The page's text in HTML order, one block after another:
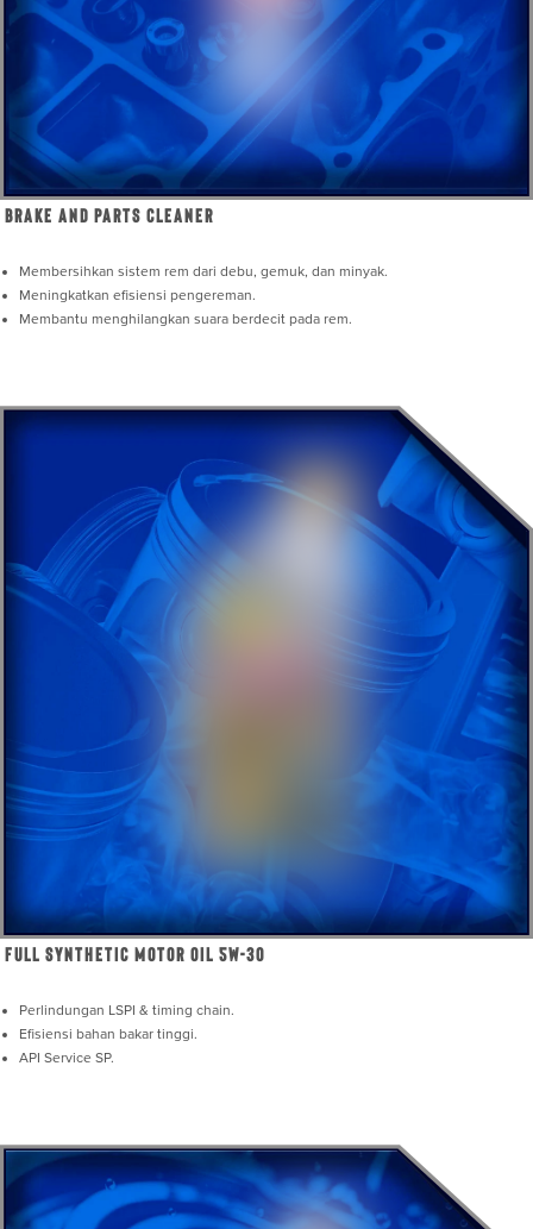
Brake and Parts Cleaner
Membersihkan sistem rem dari debu, gemuk, dan minyak.
Meningkatkan efisiensi pengereman.
Membantu menghilangkan suara berdecit pada rem.
Full Synthetic Motor Oil 5W-30
Perlindungan LSPI & timing chain.
Efisiensi bahan bakar tinggi.
API Service SP.